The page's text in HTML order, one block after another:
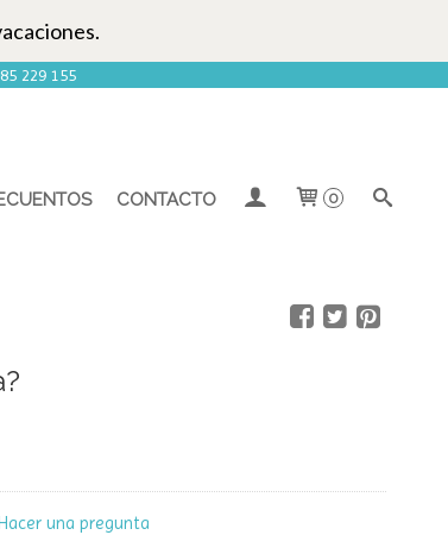
229 155
CONTACTO 0
una pregunta